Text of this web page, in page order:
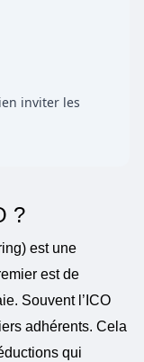
inviter les
?
est une
est de
Souvent l’ICO
adhérents. Cela
qui